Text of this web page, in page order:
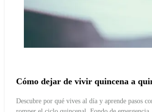
Cómo dejar de vivir quincena a
Descubre por qué vives al día y aprende pasos